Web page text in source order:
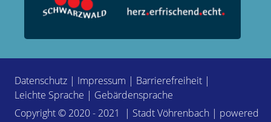
Datenschutz | Impressum | Barrierefreiheit |
Leichte Sprache | Gebärdensprache
Copyright © 2020 - 2021 | Stadt Vöhrenbach | powered